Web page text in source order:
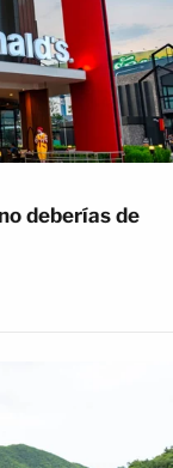
deberías de